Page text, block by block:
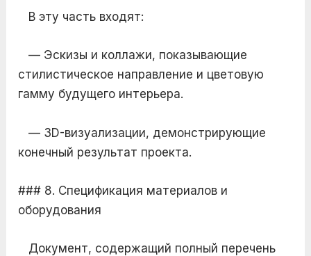
В эту часть входят:
— Эскизы и коллажи, показывающие
стилистическое направление и цветовую
гамму будущего интерьера.
— 3D-визуализации, демонстрирующие
конечный результат проекта.
### 8. Спецификация материалов и
оборудования
Документ, содержащий полный перечень